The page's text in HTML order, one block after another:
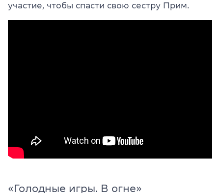
участие, чтобы спасти свою сестру Прим.
«Голодные игры. В огне»